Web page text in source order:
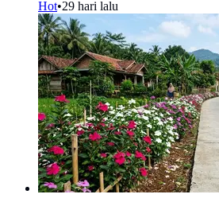
Hot•29 hari lalu